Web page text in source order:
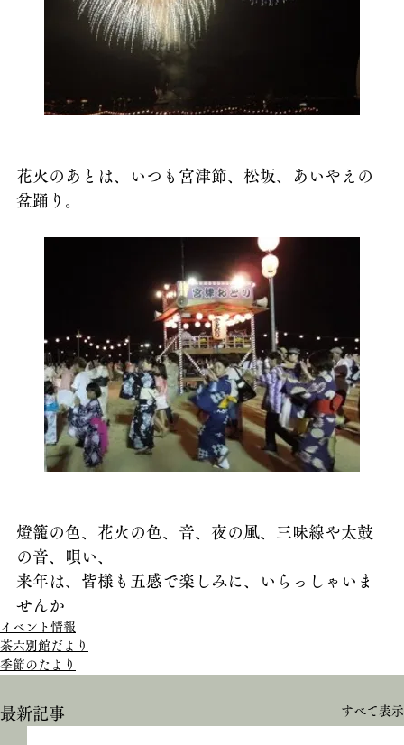
花火のあとは、いつも宮津節、松坂、あいやえの
盆踊り。
燈籠の色、花火の色、音、夜の風、三味線や太鼓
の音、唄い、
来年は、皆様も五感で楽しみに、いらっしゃいま
せんか
イベント情報
茶六別館だより
季節のたより
最新記事 すべて表示